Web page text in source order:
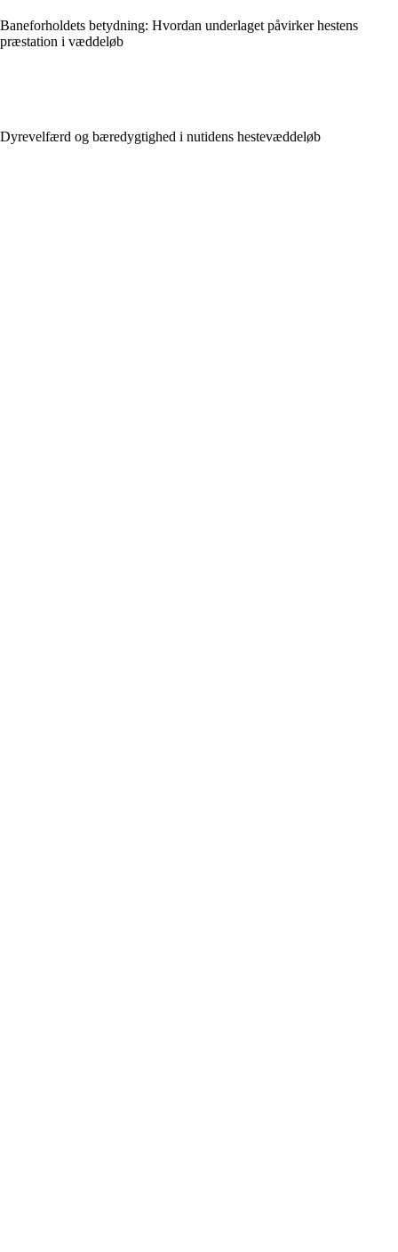
Baneforholdets betydning: Hvordan underlaget påvirker hestens
præstation i væddeløb
Dyrevelfærd og bæredygtighed i nutidens hestevæddeløb